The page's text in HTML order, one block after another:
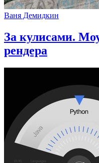
Ваня Демидкин
За кулисами.
рендера